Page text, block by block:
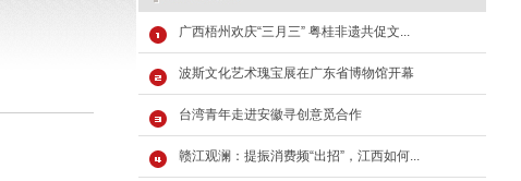
广西梧州欢庆“三月三” 粤桂非遗共促文...
波斯文化艺术瑰宝展在广东省博物馆开幕
台湾青年走进安徽寻创意觅合作
赣江观澜：提振消费频“出招”，江西如何...